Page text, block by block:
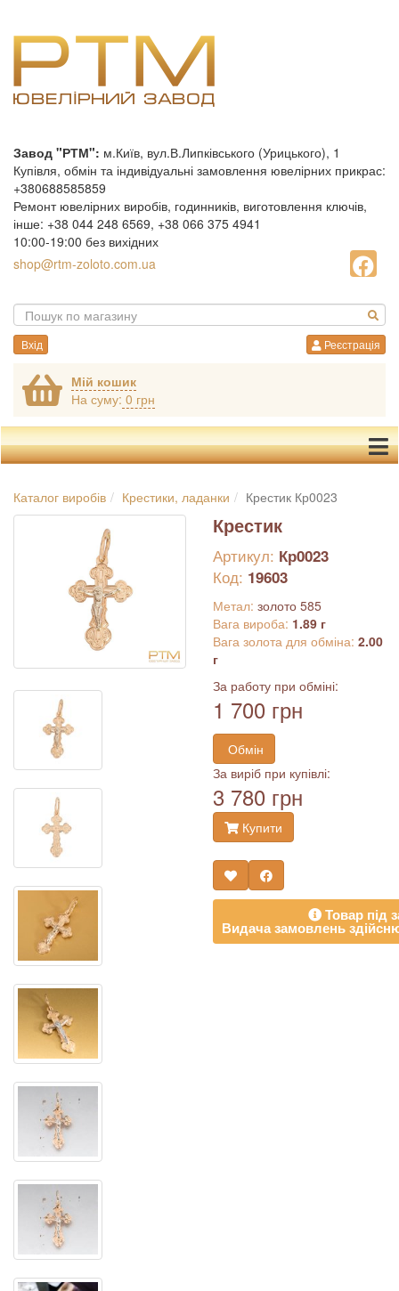
Завод "РТМ": м.Київ, вул.В.Липківського (Урицького), 1
Купівля, обмін та індивідуальні замовлення ювелірних прикрас:
+380688585859
Ремонт ювелірних виробів, годинників, виготовлення ключів,
інше: +38 044 248 6569, +38 066 375 4941
10:00-19:00 без вихідних
shop@rtm-zoloto.com.ua
Вхід Реєстрація
Мій кошик
На суму: 0 грн
Каталог виробів Крестики, ладанки Крестик Кр0023
Крестик
Артикул: Кр0023
Код: 19603
Метал: золото 585
Вага вироба: 1.89 г
Вага золота для обміна: 2.00
г
За работу при обміні:
1 700 грн
Обмін
За виріб при купівлі:
3 780 грн
Купити
Товар під
Видача замовлень